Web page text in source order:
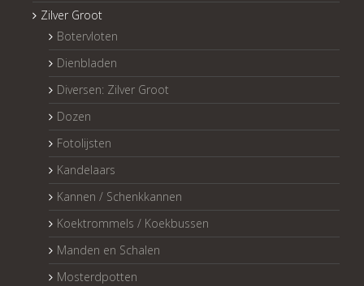
Zilver Groot
Botervloten
Dienbladen
Diversen: Zilver Groot
Dozen
Fotolijsten
Kandelaars
Kannen / Schenkkannen
Koektrommels / Koekbussen
Manden en Schalen
Mosterdpotten